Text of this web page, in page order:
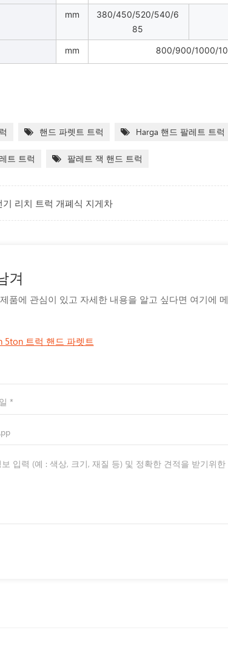
mm
380/450/520/540/6
85
mm 800/900/1000/
핸드 파렛트 트럭 Harga 핸드 팔레트 트럭
트 트럭 팔레트 잭 핸드 트럭
기 리치 트럭 개폐식 지게차
겨
품에 관심이 있고 자세한 내용을 알고 싶다면 여기에
5ton 트럭 핸드 파렛트